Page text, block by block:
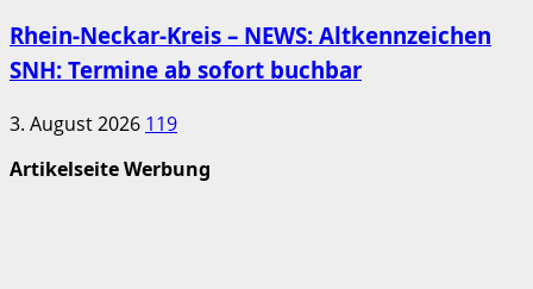
Rhein-Neckar-Kreis – NEWS: Altkennzeichen
SNH: Termine ab sofort buchbar
3. August 2026 119
Artikelseite Werbung